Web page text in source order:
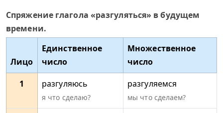
Спряжение глагола «разгуляться» в будущем
времени.
Лицо
Единственное
число
Множественное
число
1
разгуляюсь
я что сделаю?
разгуляемся
мы что сделаем?